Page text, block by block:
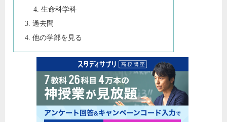
生命科学科
過去問
他の学部を見る